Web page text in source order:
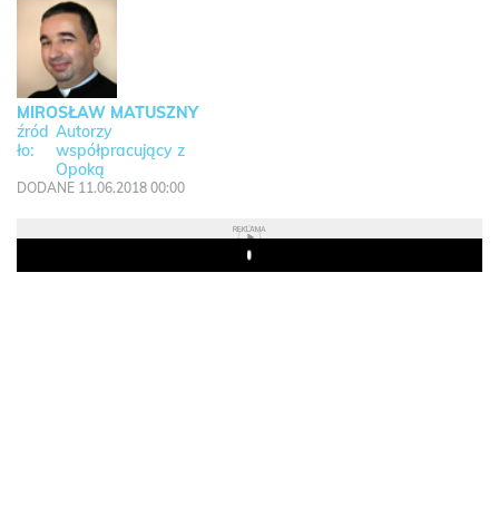
MIROSŁAW MATUSZNY
Autorzy
współpracujący z
Opoką
DODANE 11.06.2018 00:00
REKLAMA
Play